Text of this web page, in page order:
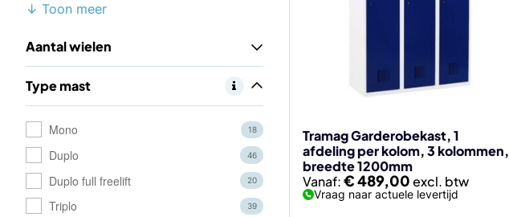
↓ Toon meer
Aantal wielen
Type mast
Mono 18
Duplo 46
Duplo full freelift 20
Triplo 39
Tramag Garderobekast, 1
afdeling per kolom, 3 kolommen,
breedte 1200mm
Vanaf:€489,00
Vraag naar actuele levertijd
de
productpagina